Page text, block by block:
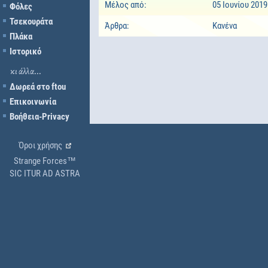
Φόλες
Τσεκουράτα
Πλάκα
Ιστορικό
κι άλλα...
Δωρεά στο ftou
Επικοινωνία
Βοήθεια-Privacy
Όροι χρήσης
Strange Forces™
SIC ITUR AD ASTRA
Μέλος από:
05 Ιουνίου 2019
Άρθρα:
Κανένα